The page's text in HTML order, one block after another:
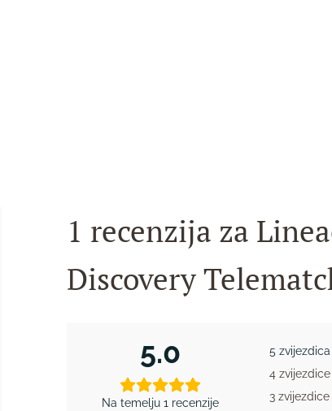
1 recenzija za
Discovery
5.0
Na temelju 1 recenzije
5 zvijezdica
4 zvijezdice
3 zvijezdice